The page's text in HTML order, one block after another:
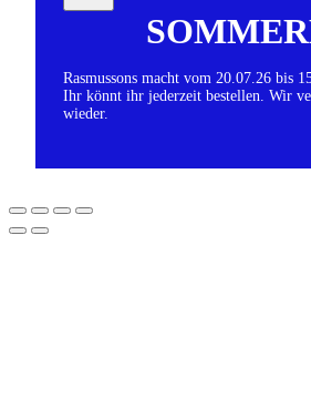
Rasmussons macht vom 20.07.26 bis
Ihr könnt ihr jederzeit bestellen. Wir
wieder.